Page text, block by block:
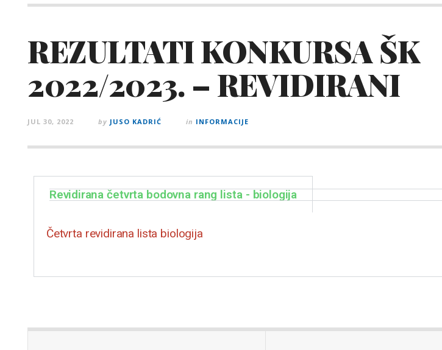
REZULTATI KONKURSA ŠK
2022/2023. – REVIDIRANI
JUL 30, 2022 by JUSO KADRIĆ in INFORMACIJE
Revidirana četvrta bodovna rang lista - biologija
Četvrta revidirana lista biologija